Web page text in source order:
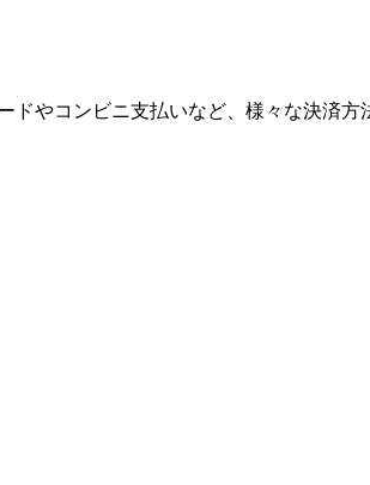
ドやコンビニ支払いなど、様々な決済方